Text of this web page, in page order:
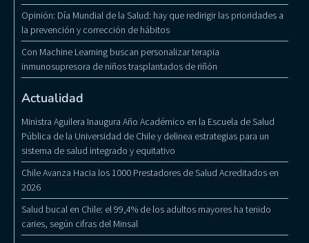
Opinión: Día Mundial de la Salud: hay que redirigir las prioridades a
la prevención y corrección de hábitos
Con Machine Learning buscan personalizar terapia
inmunosupresora de niños trasplantados de riñón
Actualidad
Ministra Aguilera Inaugura Año Académico en la Escuela de Salud
Pública de la Universidad de Chile y delinea estrategias para un
sistema de salud integrado y equitativo
Chile Avanza Hacia los 1000 Prestadores de Salud Acreditados en
2026
Salud bucal en Chile: el 99,4% de los adultos mayores ha tenido
caries, según cifras del Minsal